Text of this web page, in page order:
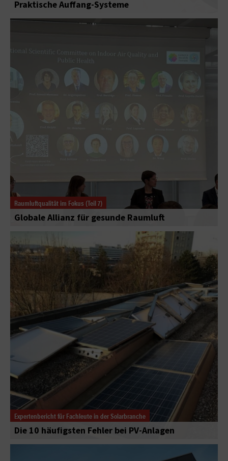
Praktische Auffang-Systeme
Raumluftqualität im Fokus (Teil 7)
Globale Allianz für gesunde Raumluft
Expertenbericht für Fachleute in der Solarbranche
Die 10 häufigsten Fehler bei PV-Anlagen